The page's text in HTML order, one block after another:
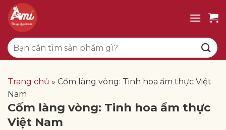
qua
dung
Tìm
kiếm:
Trang chủ » Cốm làng vòng: Tinh hoa ẩm thực Việt
Nam
Cốm làng vòng: Tinh hoa ẩm thực
Việt Nam